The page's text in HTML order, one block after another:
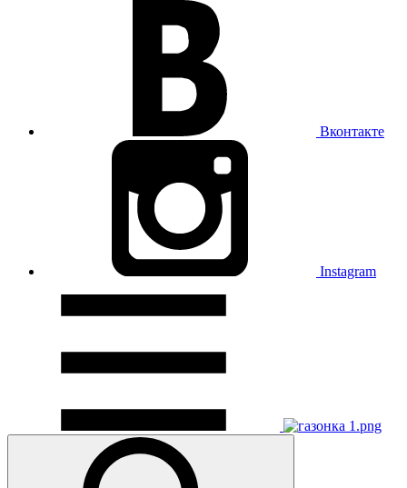
Вконтакте
Instagram